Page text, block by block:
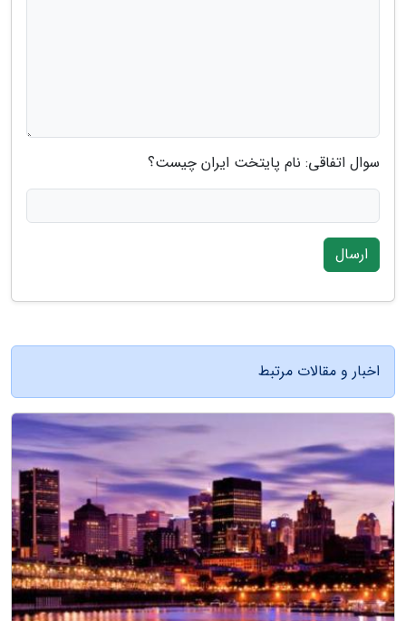
سوال اتفاقی: نام پایتخت ایران چیست؟
ارسال
اخبار و مقالات مرتبط